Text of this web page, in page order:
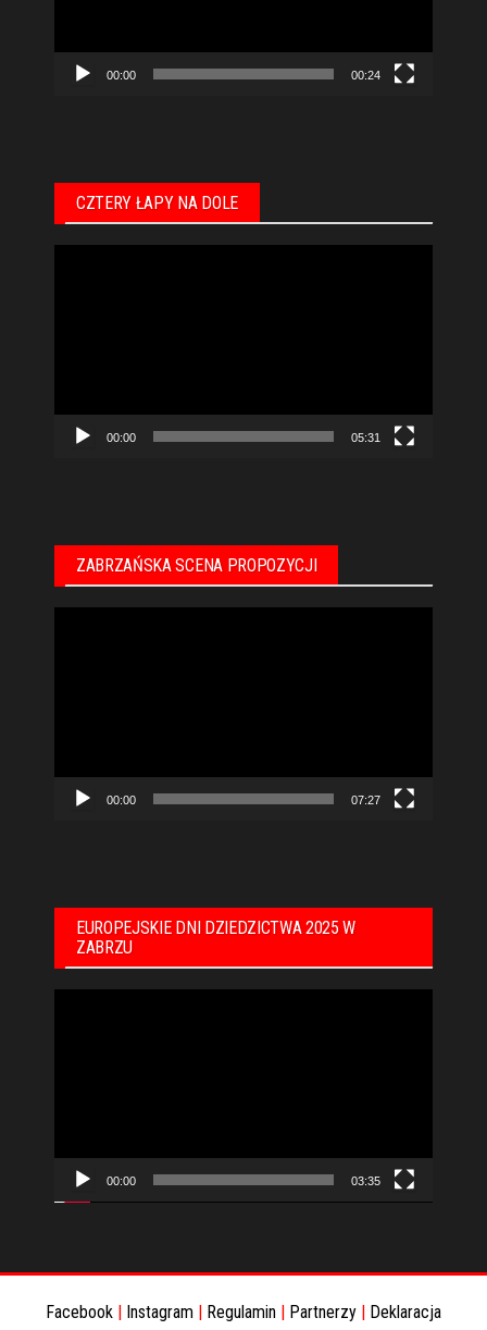
00:00 00:24
CZTERY ŁAPY NA DOLE
00:00 05:31
ZABRZAŃSKA SCENA PROPOZYCJI
00:00 07:27
EUROPEJSKIE DNI DZIEDZICTWA 2025 W
ZABRZU
00:00 03:35
Facebook Instagram Regulamin Partnerzy Deklaracja